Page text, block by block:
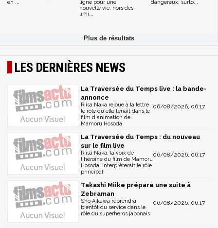
en ...
ligne pour une
nouvelle vie, hors des
limi...
dangereux, surto...
LES DERNIÈRES NEWS
La Traversée du Temps live : la bande-
annonce
06/08/2026, 06:17
Riisa Naka rejoue à la lettre
le rôle qu'elle tenait dans le
film d'animation de
Mamoru Hosoda
La Traversée du Temps : du nouveau
sur le film live
06/08/2026, 06:17
Riisa Naka, la voix de
l'héroïne du film de Mamoru
Hosoda, interprèterait le rôle
principal
Takashi Miike prépare une suite à
Zebraman
06/08/2026, 06:17
Shô Aikawa reprendra
bientôt du service dans le
rôle du superhéros japonais